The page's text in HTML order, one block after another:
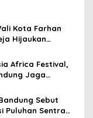
Kota Farhan
Hijaukan
Africa Festival,
Jaga
Sebut
Puluhan Sentra